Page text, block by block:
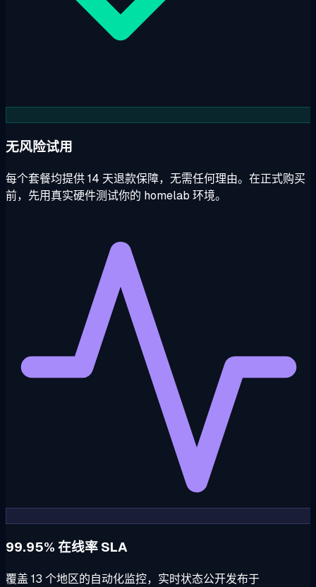
无风险试用
每个套餐均提供 14 天退款保障，无需任何理由。在正式购买
前，先用真实硬件测试你的 homelab 环境。
99.95% 在线率 SLA
覆盖 13 个地区的自动化监控，实时状态公开发布于